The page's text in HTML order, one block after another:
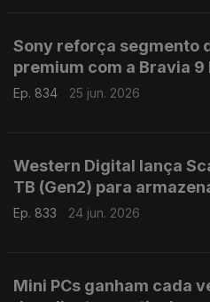
Sony reforça segmento
premium com a Bravia 9
Ep. 834 25 jun. 2026
Western Digital lança
TB (Gen2) para
Ep. 833 24 jun. 2026
Mini PCs ganham cada